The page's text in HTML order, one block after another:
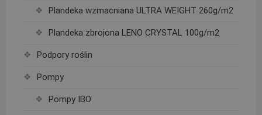
Plandeka wzmacniana ULTRA WEIGHT 260g/m2
Plandeka zbrojona LENO CRYSTAL 100g/m2
Podpory roślin
Pompy
Pompy IBO